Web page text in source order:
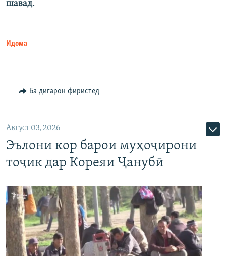
шавад.
Идома
Ба дигарон фиристед
Август 03, 2026
Эълони кор барои муҳоҷирони
тоҷик дар Кореяи Ҷанубӣ